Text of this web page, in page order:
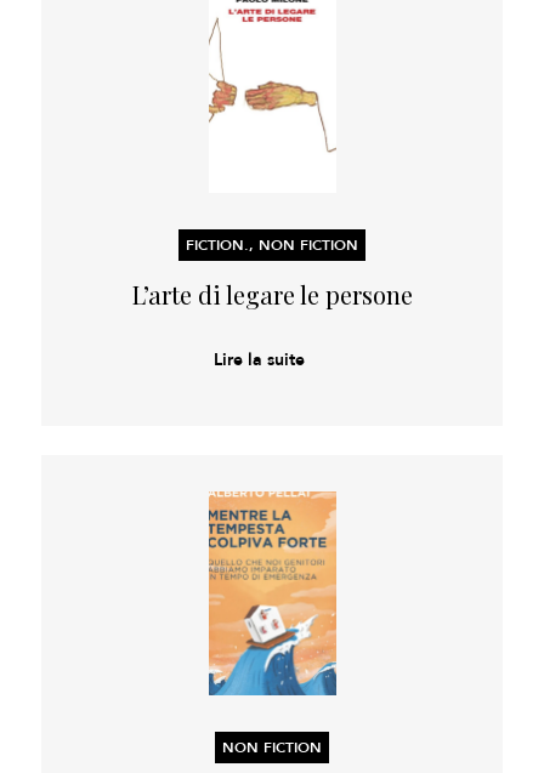
FICTION., NON FICTION
L’arte di legare le persone
Lire la suite
NON FICTION